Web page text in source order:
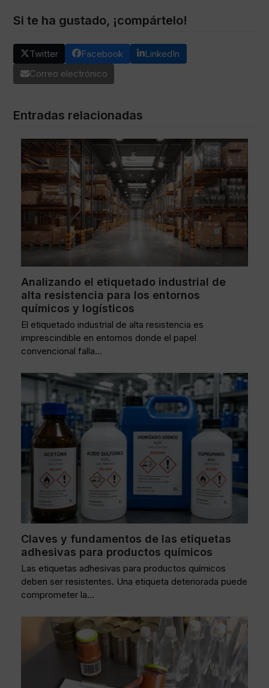
Si te ha gustado, ¡compártelo!
Twitter Facebook
LinkedIn
Correo electrónico
Entradas relacionadas
Analizando el etiquetado industrial de
alta resistencia para los entornos
químicos y logísticos
El etiquetado industrial de alta resistencia es
imprescindible en entornos donde el papel
convencional falla…
Claves y fundamentos de las etiquetas
adhesivas para productos químicos
Las etiquetas adhesivas para productos químicos
deben ser resistentes. Una etiqueta deteriorada puede
comprometer la…